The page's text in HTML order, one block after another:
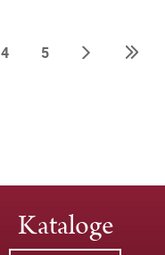
4 5
Kataloge